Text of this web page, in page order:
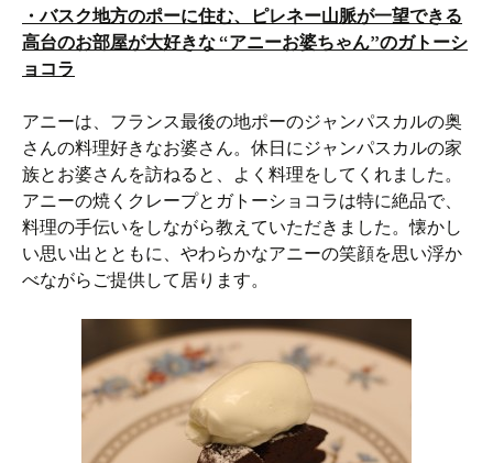
・バスク地方のポーに住む、ピレネー山脈が一望できる
高台のお部屋が大好きな “アニーお婆ちゃん”のガトーシ
ョコラ
アニーは、フランス最後の地ポーのジャンパスカルの奥
さんの料理好きなお婆さん。休日にジャンパスカルの家
族とお婆さんを訪ねると、よく料理をしてくれました。
アニーの焼くクレープとガトーショコラは特に絶品で、
料理の手伝いをしながら教えていただきました。懐かし
い思い出とともに、やわらかなアニーの笑顔を思い浮か
べながらご提供して居ります。